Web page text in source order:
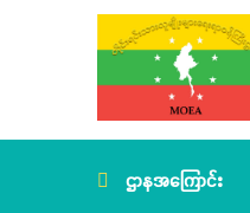
ဌာနအကြောင်း